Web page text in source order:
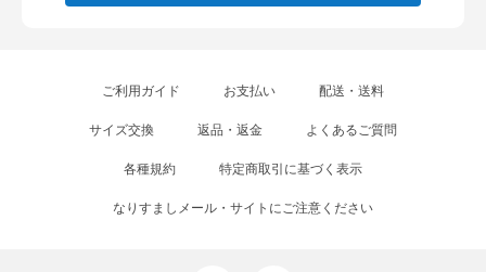
ご利用ガイド お支払い 配送・送料
サイズ交換 返品・返金 よくあるご質問
各種規約 特定商取引に基づく表示
なりすましメール・サイトにご注意ください